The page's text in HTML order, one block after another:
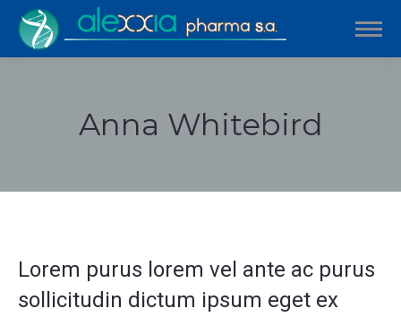
Anna Whitebird
Lorem purus lorem vel ante ac purus
sollicitudin dictum ipsum eget ex